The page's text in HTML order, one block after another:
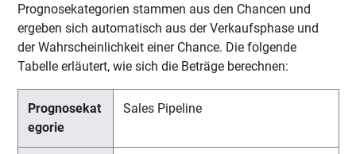
Prognosekategorien stammen aus den Chancen und
ergeben sich automatisch aus der Verkaufsphase und
der Wahrscheinlichkeit einer Chance. Die folgende
Tabelle erläutert, wie sich die Beträge berechnen:
Sales Pipeline